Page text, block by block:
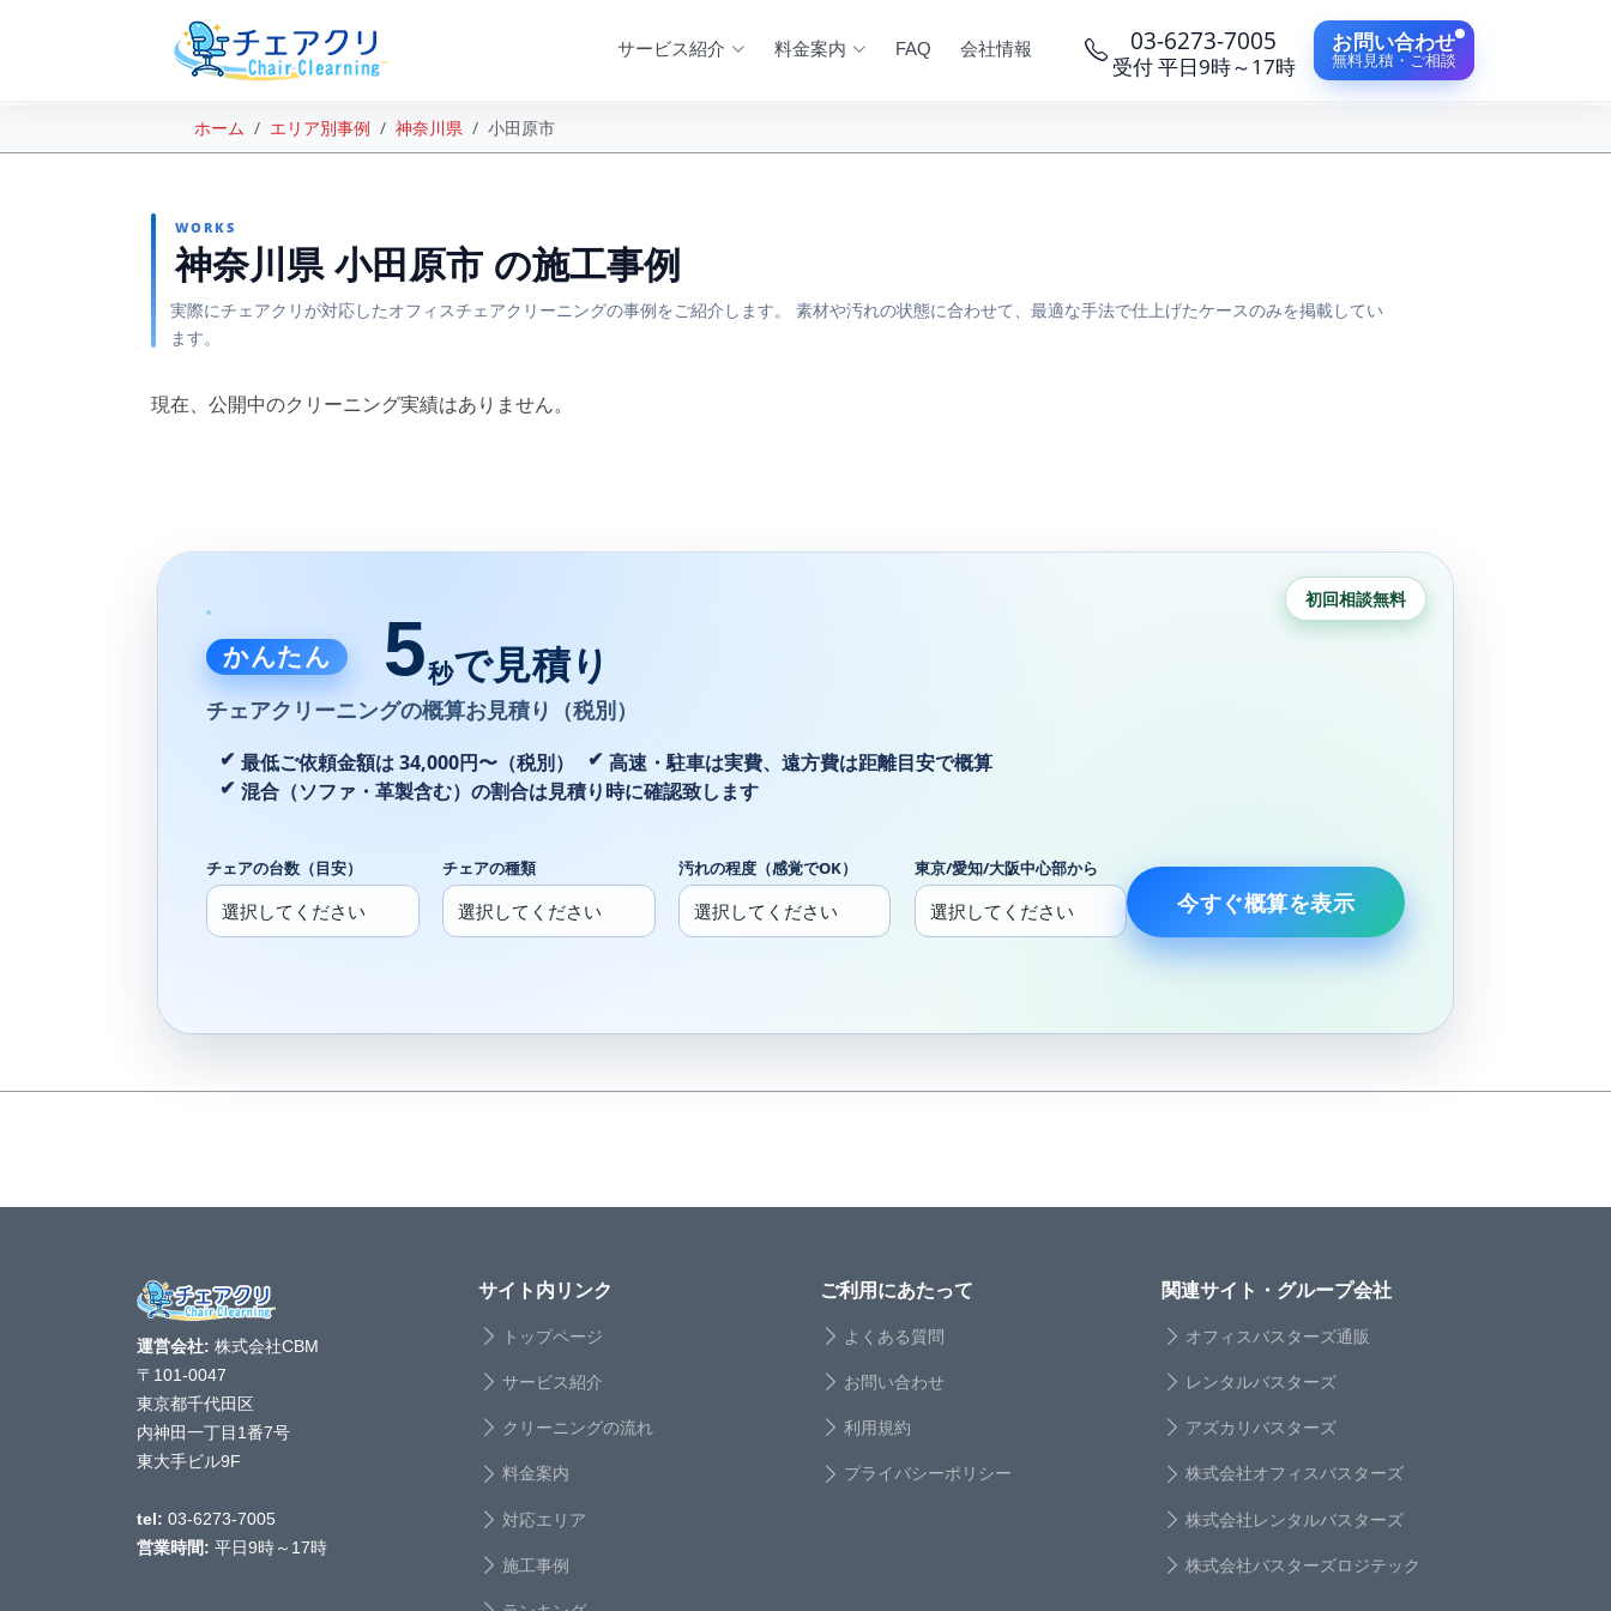
サービス紹介 料金案内 FAQ 会社情報 03-6273-7005
受付 平日9時～17時
お問い合わせ
無料見積・ご相談
ホーム エリア別事例 神奈川県 小田原市
WORKS
神奈川県 小田原市 の施工事例
実際にチェアクリが対応したオフィスチェアクリーニングの事例をご紹介します。 素材や汚れの状態に合わせて、最適な手法で仕上げたケースのみを掲載してい
ます。
現在、公開中のクリーニング実績はありません。
初回相談無料
かんたん 5秒で見積り
チェアクリーニングの概算お見積り（税別）
最低ご依頼金額は 34,000円〜（税別）
高速・駐車は実費、遠方費は距離目安で概算
混合（ソファ・革製含む）の割合は見積り時に確認致します
チェアの台数（目安） チェアの種類 汚れの程度（感覚でOK） 東京/愛知/大阪中心部から
今すぐ概算を表示
運営会社: 株式会社CBM
〒101-0047
東京都千代田区
内神田一丁目1番7号
東大手ビル9F
tel: 03-6273-7005
営業時間: 平日9時～17時
サイト内リンク
トップページ
サービス紹介
クリーニングの流れ
料金案内
対応エリア
施工事例
ご利用にあたって
よくある質問
お問い合わせ
利用規約
プライバシーポリシー
関連サイト・グループ会社
オフィスバスターズ通販
レンタルバスターズ
アズカリバスターズ
株式会社オフィスバスターズ
株式会社レンタルバスターズ
株式会社バスターズロジテック